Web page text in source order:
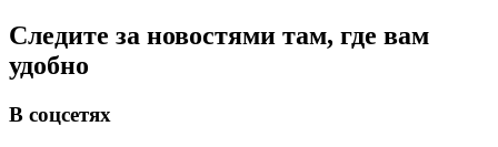
Следите за новостями там, где вам
удобно
В соцсетях